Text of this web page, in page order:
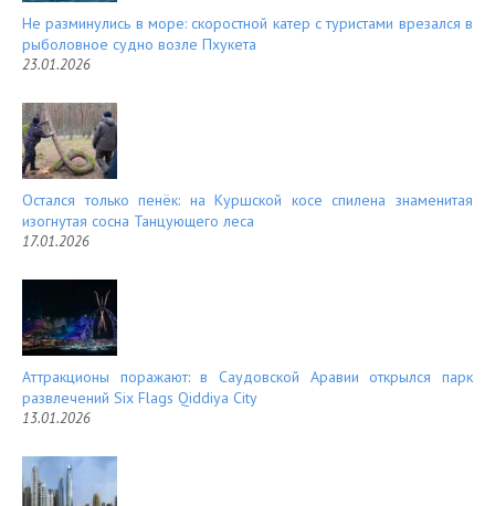
Не разминулись в море: скоростной катер с туристами врезался в
рыболовное судно возле Пхукета
23.01.2026
Остался только пенёк: на Куршской косе спилена знаменитая
изогнутая сосна Танцующего леса
17.01.2026
Аттракционы поражают: в Саудовской Аравии открылся парк
развлечений Six Flags Qiddiya City
13.01.2026